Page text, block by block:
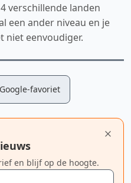
verschillende landen
een ander niveau en je
niet eenvoudiger.
favoriet
en blijf op de hoogte.